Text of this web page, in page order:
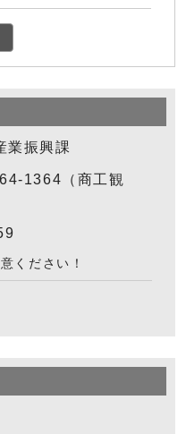
業振興課
1364（商工観
ください！